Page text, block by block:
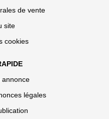
de vente
site
cookies
annonce
légales